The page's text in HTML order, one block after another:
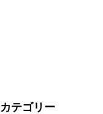
ン
カテゴリー